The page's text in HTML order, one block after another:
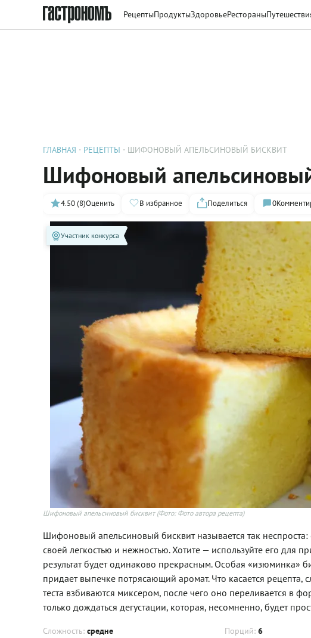
РецептыПродуктыЗдоровьеРестораны
ГЛАВНАЯ РЕЦЕПТЫ ШИФОНОВЫЙ АПЕЛЬСИНОВЫЙ БИСКВИТ
Шифоновый
4.50 (8)Оценить В избранное Поделиться 0
Участник конкурса
Шифоновый апельсиновый бисквит(Фото: Фото автора рецепта)
Шифоновый апельсиновый бисквит называется так неспроста:
своей легкостью и нежностью. Хотите — используйте его для
результат будет одинаково прекрасным. Особая «изюминка»
придает выпечке потрясающий аромат. Что касается
теста взбиваются миксером, после чего оно переливается в
только дождаться дегустации, которая, несомненно, будет
Сложность: средне Порций: 6